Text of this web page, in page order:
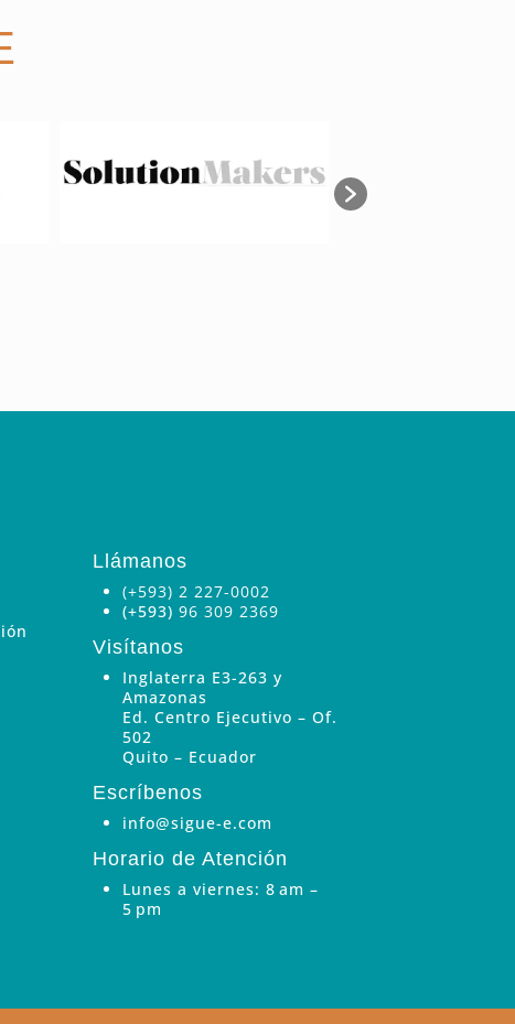
Llámanos
(+593) 2 227-0002
(+593) 96 309 2369
Visítanos
Inglaterra E3-263 y
Amazonas
Ed. Centro Ejecutivo – Of.
502
Quito – Ecuador
Escríbenos
info@sigue-e.com
Horario de Atención
Lunes a viernes: 8 am –
5 pm